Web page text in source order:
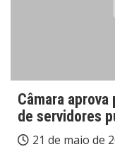
Câmara
de servidores
21 de maio de